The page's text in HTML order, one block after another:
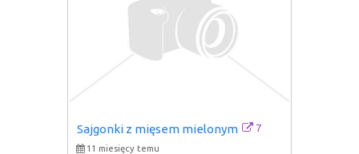
Sajgonki z mięsem mielonym 7
11 miesięcy temu